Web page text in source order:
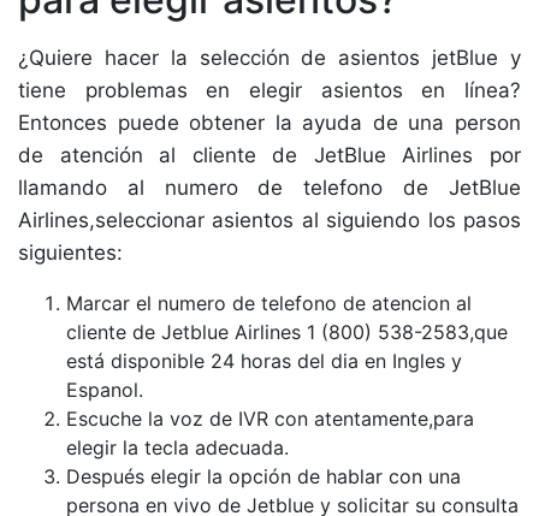
¿Quiere hacer la selección de asientos jetBlue y
tiene problemas en elegir asientos en línea?
Entonces puede obtener la ayuda de una person
de atención al cliente de JetBlue Airlines por
llamando al numero de telefono de JetBlue
Airlines,seleccionar asientos al siguiendo los pasos
siguientes:
Marcar el numero de telefono de atencion al
cliente de Jetblue Airlines 1 (800) 538-2583,que
está disponible 24 horas del dia en Ingles y
Espanol.
Escuche la voz de IVR con atentamente,para
elegir la tecla adecuada.
Después elegir la opción de hablar con una
persona en vivo de Jetblue y solicitar su consulta